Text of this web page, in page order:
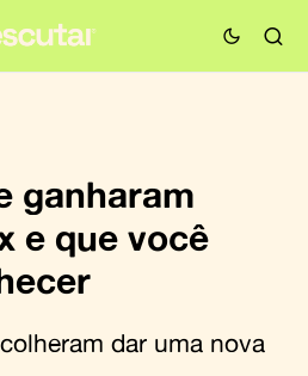
ganharam
e que você
dar uma nova